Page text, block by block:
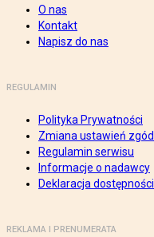
O nas
Kontakt
Napisz do nas
REGULAMIN
Polityka Prywatności
Zmiana ustawień zgód
Regulamin serwisu
Informacje o nadawcy
Deklaracja dostępności
REKLAMA I PRENUMERATA